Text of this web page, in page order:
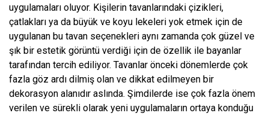
uygulamaları oluyor. Kişilerin tavanlarındaki çizikleri,
çatlakları ya da büyük ve koyu lekeleri yok etmek için de
uygulanan bu tavan seçenekleri aynı zamanda çok güzel ve
şık bir estetik görüntü verdiği için de özellik ile bayanlar
tarafından tercih ediliyor. Tavanlar önceki dönemlerde çok
fazla göz ardı dilmiş olan ve dikkat edilmeyen bir
dekorasyon alanıdır aslında. Şimdilerde ise çok fazla önem
verilen ve sürekli olarak yeni uygulamaların ortaya konduğu